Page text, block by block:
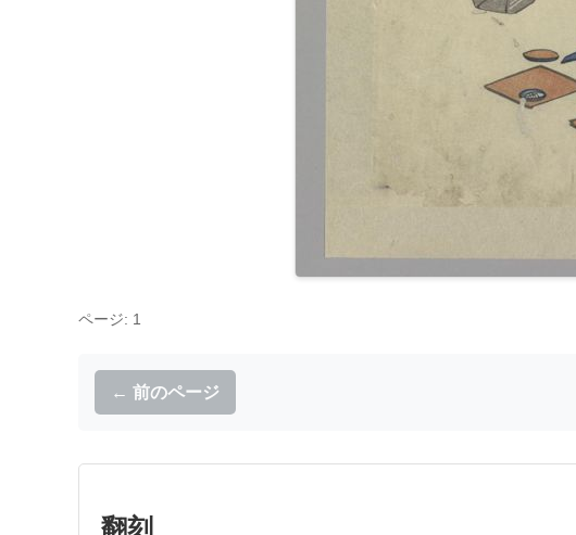
ページ: 1
← 前のページ
翻刻